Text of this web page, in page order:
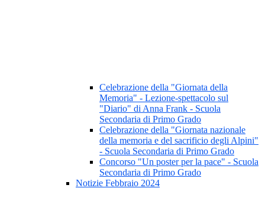
Celebrazione della "Giornata della
Memoria" - Lezione-spettacolo sul
"Diario" di Anna Frank - Scuola
Secondaria di Primo Grado
Celebrazione della "Giornata nazionale
della memoria e del sacrificio degli Alpini"
- Scuola Secondaria di Primo Grado
Concorso "Un poster per la pace" - Scuola
Secondaria di Primo Grado
Notizie Febbraio 2024